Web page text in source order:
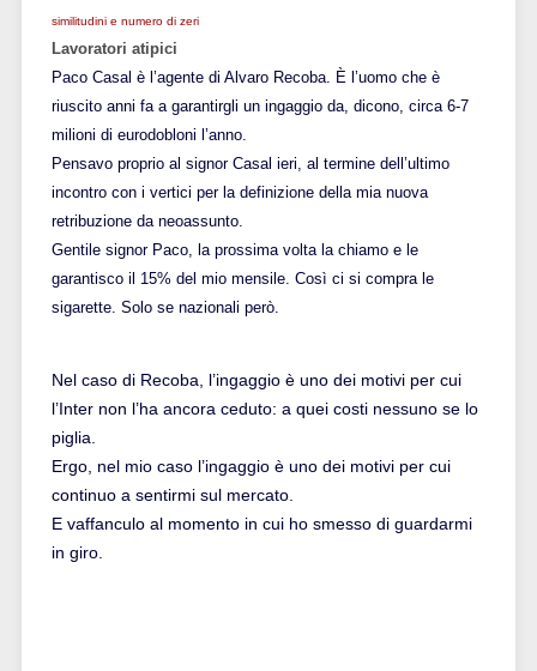
similitudini e numero di zeri
Lavoratori atipici
Paco Casal è l’agente di Alvaro Recoba. È l’uomo che è
riuscito anni fa a garantirgli un ingaggio da, dicono, circa 6-7
milioni di eurodobloni l’anno.
Pensavo proprio al signor Casal ieri, al termine dell’ultimo
incontro con i vertici per la definizione della mia nuova
retribuzione da neoassunto.
Gentile signor Paco, la prossima volta la chiamo e le
garantisco il 15% del mio mensile. Così ci si compra le
sigarette. Solo se nazionali però.
Nel caso di Recoba, l’ingaggio è uno dei motivi per cui
l’Inter non l’ha ancora ceduto: a quei costi nessuno se lo
piglia.
Ergo, nel mio caso l’ingaggio è uno dei motivi per cui
continuo a sentirmi sul mercato.
E vaffanculo al momento in cui ho smesso di guardarmi
in giro.